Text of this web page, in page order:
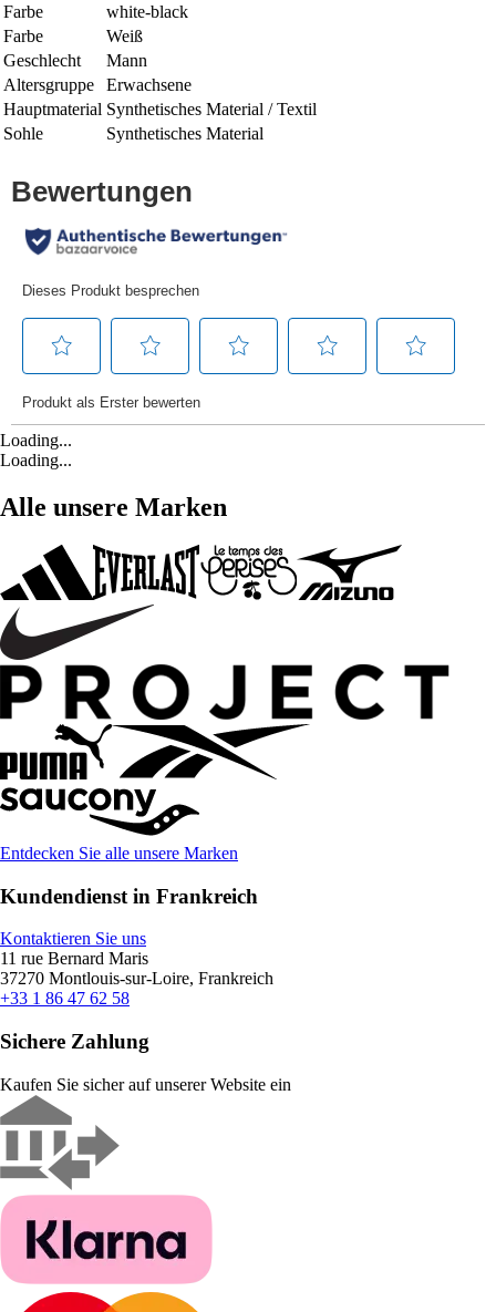
Farbe
white-black
Farbe
Weiß
Geschlecht
Mann
Altersgruppe
Erwachsene
Hauptmaterial Synthetisches Material / Textil
Sohle
Synthetisches Material
Loading...
Loading...
Alle unsere Marken
Entdecken Sie alle unsere Marken
Kundendienst in Frankreich
Kontaktieren Sie uns
11 rue Bernard Maris
37270 Montlouis-sur-Loire, Frankreich
+33 1 86 47 62 58
Sichere Zahlung
Kaufen Sie sicher auf unserer Website ein